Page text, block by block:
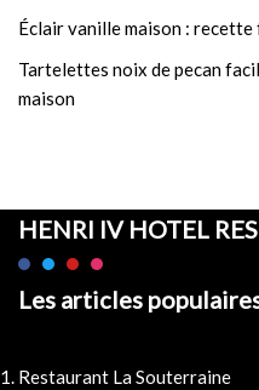
Éclair vanille maison :
Tartelettes noix de pecan
maison
HENRI IV HOTEL
Les articles
Restaurant La Souterraine